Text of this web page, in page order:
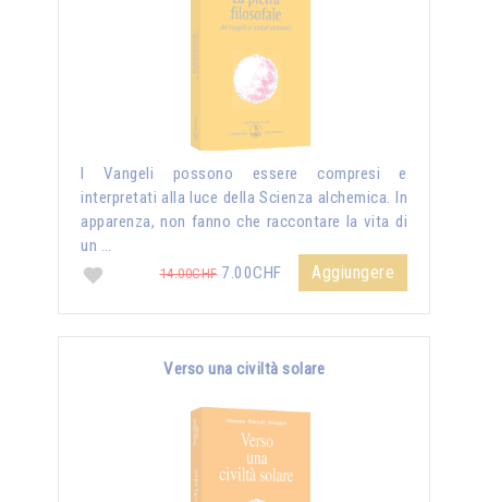
I Vangeli possono essere compresi e
interpretati alla luce della Scienza alchemica. In
apparenza, non fanno che raccontare la vita di
un …
14.00CHF7.00CHF Aggiungere
Verso una civiltà solare